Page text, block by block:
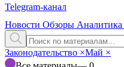
Telegram-канал
Новости Обзоры Аналитика
Законодательство ×Май ×